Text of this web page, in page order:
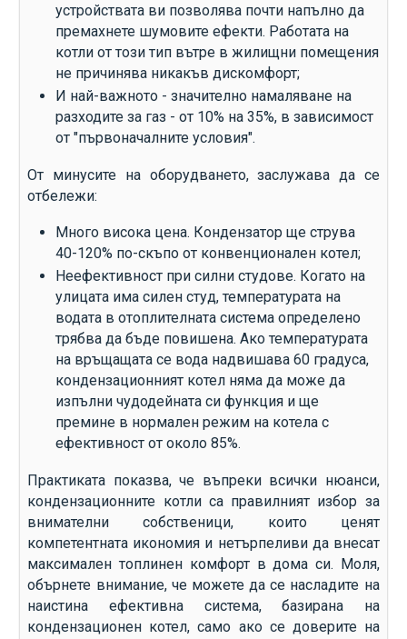
устройствата ви позволява почти напълно да
премахнете шумовите ефекти. Работата на
котли от този тип вътре в жилищни помещения
не причинява никакъв дискомфорт;
И най-важното - значително намаляване на
разходите за газ - от 10% на 35%, в зависимост
от "първоначалните условия".
От минусите на оборудването, заслужава да се
отбележи:
Много висока цена. Кондензатор ще струва
40-120% по-скъпо от конвенционален котел;
Неефективност при силни студове. Когато на
улицата има силен студ, температурата на
водата в отоплителната система определено
трябва да бъде повишена. Ако температурата
на връщащата се вода надвишава 60 градуса,
кондензационният котел няма да може да
изпълни чудодейната си функция и ще
премине в нормален режим на котела с
ефективност от около 85%.
Практиката показва, че въпреки всички нюанси,
кондензационните котли са правилният избор за
внимателни собственици, които ценят
компетентната икономия и нетърпеливи да внесат
максимален топлинен комфорт в дома си. Моля,
обърнете внимание, че можете да се насладите на
наистина ефективна система, базирана на
кондензационен котел, само ако се доверите на